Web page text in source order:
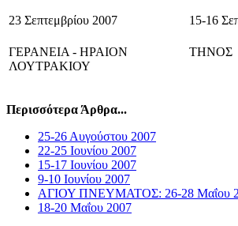
23 Σεπτεμβρίου 2007
ΓΕΡΑΝΕΙΑ - ΗΡΑΙΟΝ
ΛΟΥΤΡΑΚΙΟΥ
15-16
ΤΗΝΟΣ
Περισσότερα Άρθρα...
25-26 Αυγούστου 2007
22-25 Ιουνίου 2007
15-17 Ιουνίου 2007
9-10 Ιουνίου 2007
ΑΓΙΟΥ ΠΝΕΥΜΑΤΟΣ: 26-28 Μαΐου
18-20 Μαΐου 2007